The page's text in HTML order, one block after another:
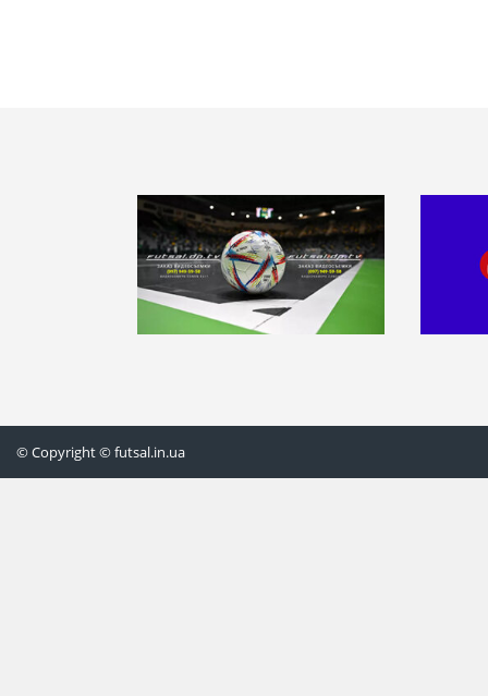
© Copyright © futsal.in.ua